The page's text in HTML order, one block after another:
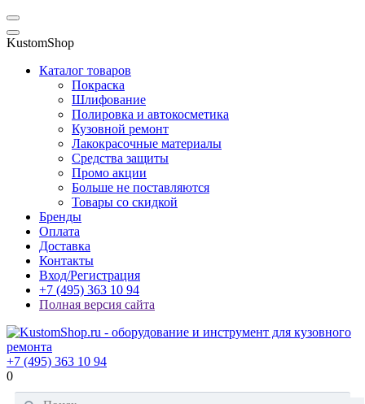
KustomShop
Каталог товаров
Покраска
Шлифование
Полировка и автокосметика
Кузовной ремонт
Лакокрасочные материалы
Средства защиты
Промо акции
Больше не поставляются
Товары со скидкой
Бренды
Оплата
Доставка
Контакты
Вход/Регистрация
+7 (495) 363 10 94
Полная версия сайта
+7 (495) 363 10 94
0